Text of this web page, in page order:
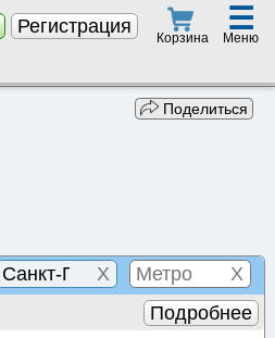
Регистрация
Корзина
☰
Меню
Поделиться
X
X
Подробнее